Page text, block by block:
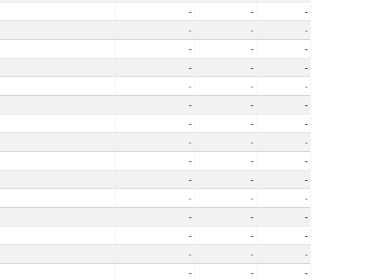
- -
-
- -
-
- -
-
- -
-
- -
-
- -
-
- -
-
- -
-
- -
-
- -
-
- -
-
- -
-
- -
-
- -
-
- -
-